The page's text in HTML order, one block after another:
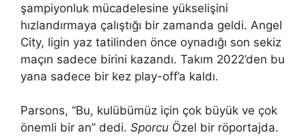
şampiyonluk mücadelesine yükselişini
hızlandırmaya çalıştığı bir zamanda geldi. Angel
City, ligin yaz tatilinden önce oynadığı son sekiz
maçın sadece birini kazandı. Takım 2022’den bu
yana sadece bir kez play-off’a kaldı.
Parsons, “Bu, kulübümüz için çok büyük ve çok
önemli bir an” dedi. Sporcu Özel bir röportajda.